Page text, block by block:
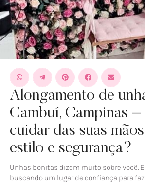
Alongamento de
Cambuí, Campinas –
cuidar das suas
estilo e segurança?
Unhas bonitas dizem muito sobre você.
buscando um lugar de confiança para